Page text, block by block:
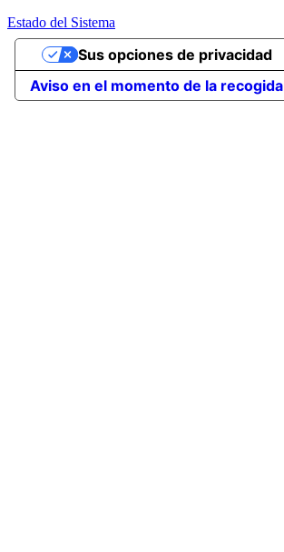
Estado del Sistema
Aviso en el momento de la recogida
Sus opciones de privacidad